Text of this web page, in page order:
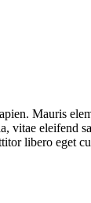
Mauris
vitae eleifend
libero eget